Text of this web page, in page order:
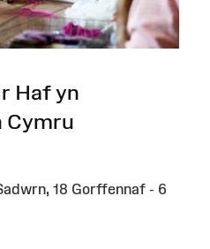
Haf yn
Cymru
18 Gorffennaf - 6